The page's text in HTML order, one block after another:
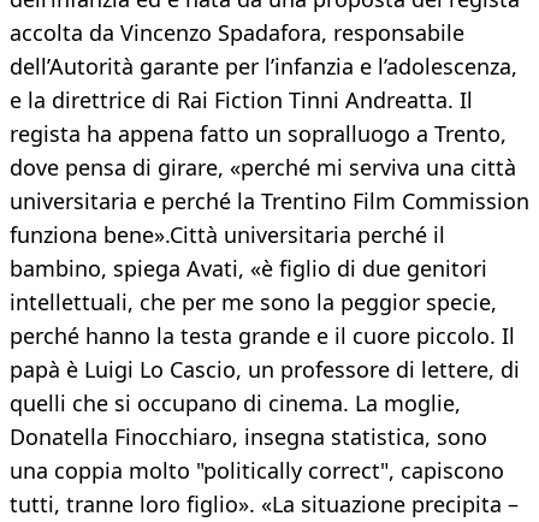
accolta da Vincenzo Spadafora, responsabile
dell’Autorità garante per l’infanzia e l’adolescenza,
e la direttrice di Rai Fiction Tinni Andreatta. Il
regista ha appena fatto un sopralluogo a Trento,
dove pensa di girare, «perché mi serviva una città
universitaria e perché la Trentino Film Commission
funziona bene».Città universitaria perché il
bambino, spiega Avati, «è figlio di due genitori
intellettuali, che per me sono la peggior specie,
perché hanno la testa grande e il cuore piccolo. Il
papà è Luigi Lo Cascio, un professore di lettere, di
quelli che si occupano di cinema. La moglie,
Donatella Finocchiaro, insegna statistica, sono
una coppia molto "politically correct", capiscono
tutti, tranne loro figlio». «La situazione precipita –